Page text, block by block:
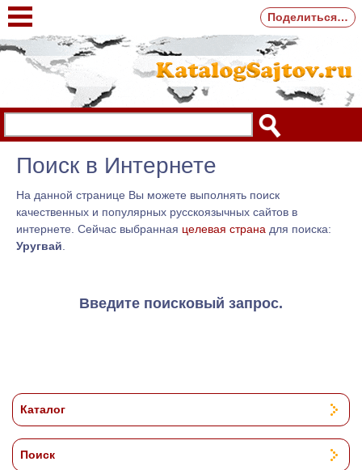
Поиск в Интернете
На данной странице Вы можете выполнять поиск
качественных и популярных русскоязычных сайтов в
интернете. Сейчас выбранная целевая страна для поиска:
Уругвай
Введите поисковый запрос.
Каталог
Поиск
Поделиться…